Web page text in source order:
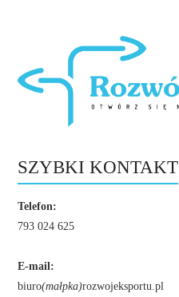
SZYBKI KONTAKT
Telefon:
793 024 625
E-mail:
biuro(małpka)rozwojeksportu.pl